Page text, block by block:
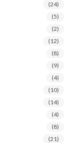
(24)
(5)
(2)
(12)
(8)
(9)
(4)
(10)
(14)
(4)
(8)
(21)